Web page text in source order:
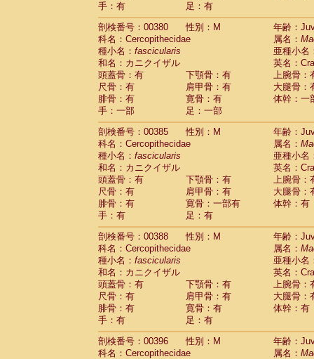
手：有
足：有
剖検番号：00380
性別：M
年齢：
科名：Cercopithecidae
属名：
種小名： fascicularis
亜種小名
和名：カニクイザル
英名：
頭蓋骨：有
下顎骨：有
上腕骨：
尺骨：有
肩甲骨：有
大腿骨：
腓骨：有
寛骨：有
体幹：一
手：一部
足：一部
剖検番号：00385
性別：M
年齢：
科名：Cercopithecidae
属名：
種小名： fascicularis
亜種小名
和名：カニクイザル
英名：
頭蓋骨：有
下顎骨：有
上腕骨：
尺骨：有
肩甲骨：有
大腿骨：
腓骨：有
寛骨：一部有
体幹：有
手：有
足：有
剖検番号：00388
性別：M
年齢：
科名：Cercopithecidae
属名：
種小名： fascicularis
亜種小名
和名：カニクイザル
英名：
頭蓋骨：有
下顎骨：有
上腕骨：
尺骨：有
肩甲骨：有
大腿骨：
腓骨：有
寛骨：有
体幹：有
手：有
足：有
剖検番号：00396
性別：M
年齢：
科名：Cercopithecidae
属名：